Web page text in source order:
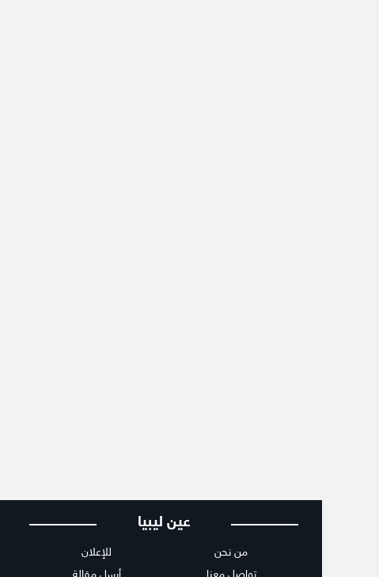
عين ليبيا
من نحن
للإعلان